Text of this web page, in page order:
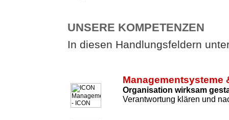
UNSERE KOMPETENZEN
In diesen Handlungsfeldern
Managementsysteme
Organisation wirksam
Verantwortung klären und